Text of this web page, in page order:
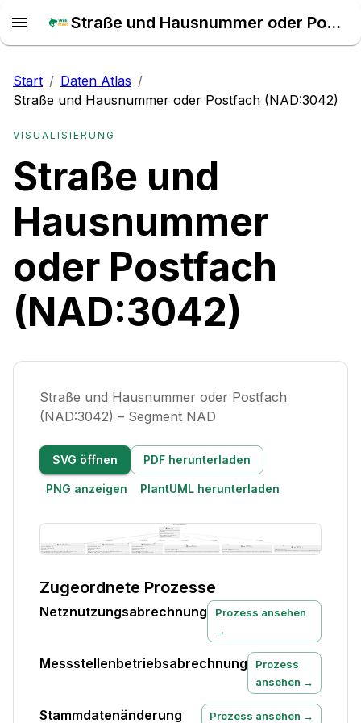
Straße und Hausnummer oder Postfach (NAD:3042) – Daten Atlas
Start / Daten Atlas /
Straße und Hausnummer oder Postfach (NAD:3042)
VISUALISIERUNG
Straße und
Hausnummer
oder Postfach
(NAD:3042)
Straße und Hausnummer oder Postfach
(NAD:3042) – Segment NAD
SVG öffnen PDF herunterladen
PNG anzeigen PlantUML herunterladen
Zugeordnete Prozesse
Netznutzungsabrechnung
Prozess ansehen
→
Messstellenbetriebsabrechnung
Prozess
ansehen →
Stammdatenänderung Prozess ansehen →